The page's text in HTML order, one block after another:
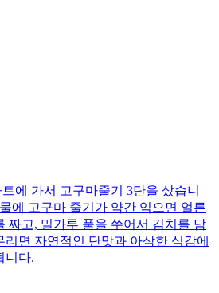
에 가서 고구마줄기 3단을 샀습니
에 고구마 줄기가 약간 익으면 얼른
짜고, 밀가루 풀을 쑤어서 김치를 담
면 자연적인 단맛과 아삭한 식감에
니다.